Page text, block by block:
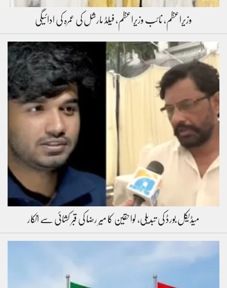
وزیراعظم، نائب وزیراعظم، فیلڈ مارشل کی عمرہ کی ادائیگی
میڈیکل بورڈ کی تبدیلی، لواحقین کا میر رضا کی قبر کشائی سے انکار